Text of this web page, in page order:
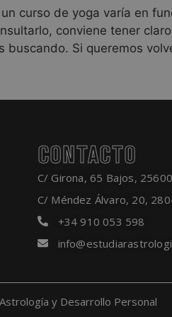
curso de yoga varía en
conviene tener
buscando. Si queremos
CONTACTO
C/ Girona, 65 Bajos,
C/ Méndez Álvaro, 20,
+34 910 053 598
y Desarrollo Personal